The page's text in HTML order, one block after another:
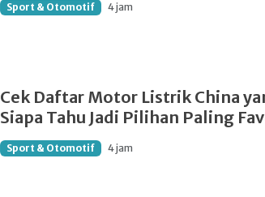
Sport & Otomotif 4 jam
Cek Daftar Motor Listrik China
Siapa Tahu Jadi Pilihan Paling
Sport & Otomotif 4 jam